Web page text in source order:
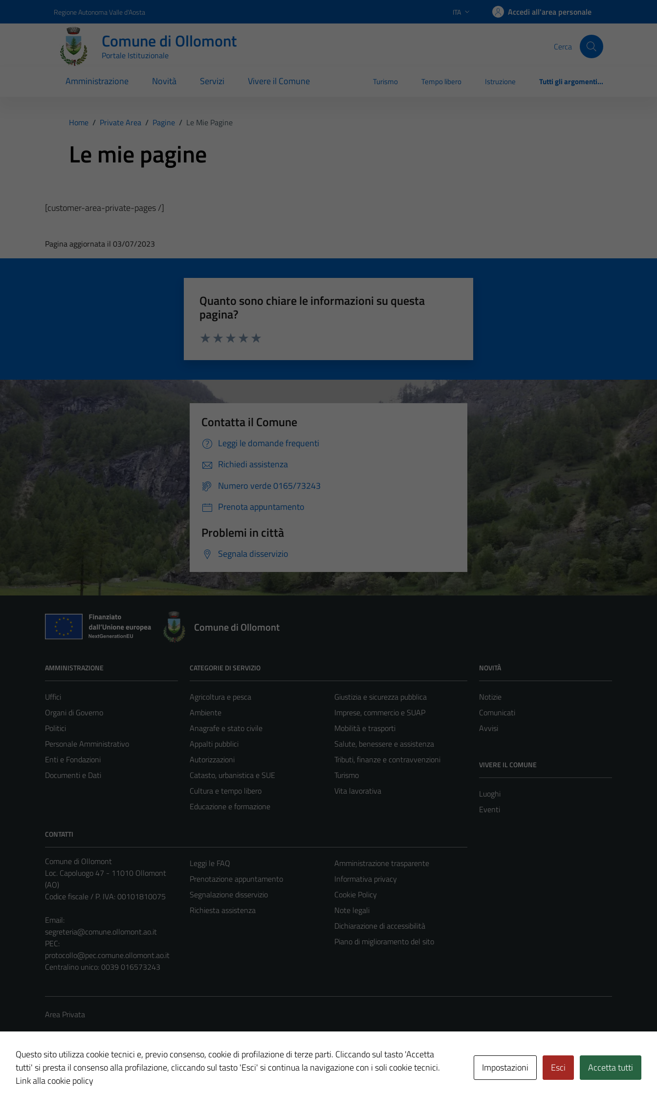
Regione Autonoma Valle d'Aosta Lingua attiva:
ITA Accedi all'area personale
Comune di Ollomont
Portale Istituzionale
Cerca
Amministrazione Novità Servizi Vivere il Comune Turismo Tempo libero Istruzione Tutti gli argomenti...
Home / Private Area / Pagine / Le Mie Pagine
Le mie pagine
[customer-area-private-pages /]
Pagina aggiornata il 03/07/2023
Quanto sono chiare le informazioni su questa
pagina?
Contatta il Comune
Leggi le domande frequenti
Richiedi assistenza
Numero verde 0165/73243
Prenota appuntamento
Problemi in città
Segnala disservizio
Comune di Ollomont
AMMINISTRAZIONE
Uffici
Organi di Governo
Politici
Personale Amministrativo
Enti e Fondazioni
Documenti e Dati
CATEGORIE DI SERVIZIO
Agricoltura e pesca
Ambiente
Anagrafe e stato civile
Appalti pubblici
Autorizzazioni
Catasto, urbanistica e SUE
Cultura e tempo libero
Educazione e formazione
Giustizia e sicurezza pubblica
Imprese, commercio e SUAP
Mobilità e trasporti
Salute, benessere e assistenza
Tributi, finanze e contravvenzioni
Turismo
Vita lavorativa
NOVITÀ
Notizie
Comunicati
Avvisi
VIVERE IL COMUNE
Luoghi
Eventi
CONTATTI
Comune di Ollomont
Loc. Capoluogo 47 - 11010 Ollomont
(AO)
Codice fiscale / P. IVA: 00101810075
Email:
segreteria@comune.ollomont.ao.it
PEC:
protocollo@pec.comune.ollomont.ao.it
Centralino unico: 0039 016573243
Leggi le FAQ
Prenotazione appuntamento
Segnalazione disservizio
Richiesta assistenza
Amministrazione trasparente
Informativa privacy
Cookie Policy
Note legali
Dichiarazione di accessibilità
Piano di miglioramento del sito
Area Privata
Credits: © Technical Design s.r.l.
Questo sito utilizza cookie tecnici e, previo consenso, cookie di profilazione di terze parti. Cliccando sul tasto 'Accetta
tutti' si presta il consenso alla profilazione, cliccando sul tasto 'Esci' si continua la navigazione con i soli cookie tecnici.
Link alla cookie policy
Impostazioni Esci Accetta tutti